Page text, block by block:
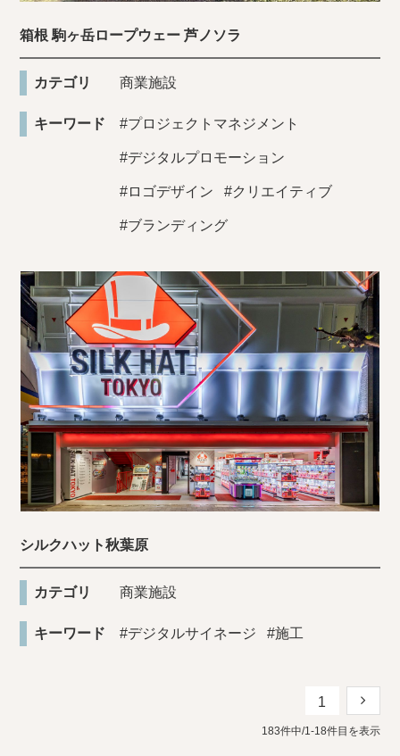
箱根 駒ヶ岳ロープウェー 芦ノソラ
カテゴリ 商業施設
キーワード #プロジェクトマネジメント
#デジタルプロモーション
#ロゴデザイン #クリエイティブ
#ブランディング
シルクハット秋葉原
カテゴリ 商業施設
キーワード #デジタルサイネージ #施工
1
183件中/1-18件目を表示